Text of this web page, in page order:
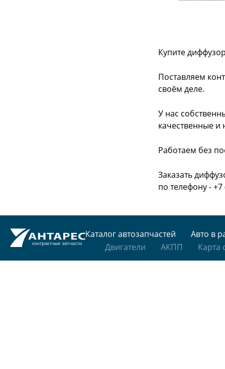
Купите
Поставляем
своём деле.
У нас
качественные и
Работаем без
Заказать
по телефону -
Каталог автозапчастей
Авто в
Двигатели
АКПП Карта